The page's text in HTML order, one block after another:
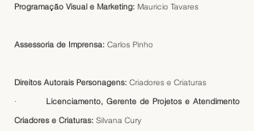
Programação Visual e Marketing: Mauricio Tavares
Assessoria de Imprensa: Carlos Pinho
Direitos Autorais Personagens: Criadores e Criaturas
· Licenciamento, Gerente de Projetos e Atendimento
Criadores e Criaturas: Silvana Cury